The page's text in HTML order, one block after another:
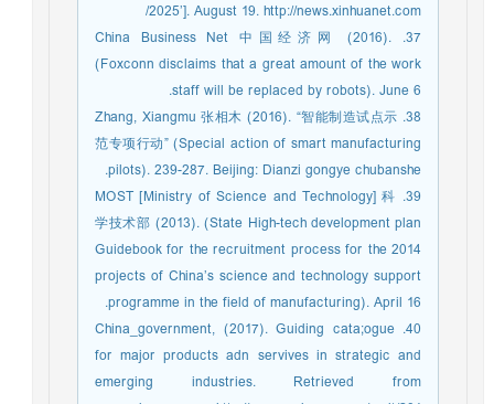
2025’]. August 19. http://news.xinhuanet.com/
37. China Business Net 中国经济网 (2016).
(Foxconn disclaims that a great amount of the work
staff will be replaced by robots). June 6.
38. Zhang, Xiangmu 张相木 (2016). “智能制造试点示
范专项行动” (Special action of smart manufacturing
pilots). 239-287. Beijing: Dianzi gongye chubanshe.
39. MOST [Ministry of Science and Technology] 科
学技术部 (2013). (State High-tech development plan
Guidebook for the recruitment process for the 2014
projects of China’s science and technology support
programme in the field of manufacturing). April 16.
40. China_government, (2017). Guiding cata;ogue
for major products adn servives in strategic and
emerging industries. Retrieved from